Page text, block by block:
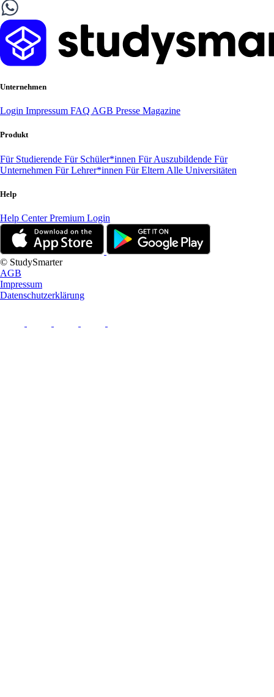
Unternehmen
Login Impressum FAQ AGB Presse Magazine
Produkt
Für Studierende Für Schüler*innen Für Auszubildende Für
Unternehmen Für Lehrer*innen Für Eltern Alle Universitäten
Help
Help CenterPremium Login
© StudySmarter
AGB
Impressum
Datenschutzerklärung